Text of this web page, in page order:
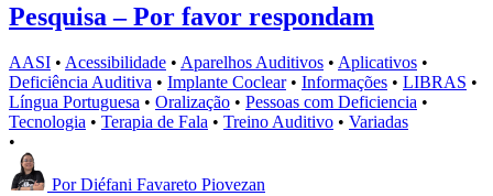
Pesquisa – Por favor respondam
AASI • Acessibilidade • Aparelhos Auditivos • Aplicativos •
Deficiência Auditiva • Implante Coclear • Informações • LIBRAS •
Língua Portuguesa • Oralização • Pessoas com Deficiencia •
Tecnologia • Terapia de Fala • Treino Auditivo • Variadas
•
Por Diéfani Favareto Piovezan